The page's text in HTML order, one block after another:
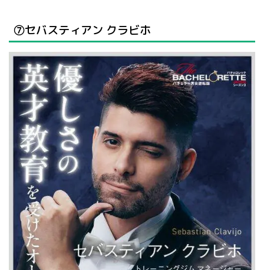
⑦セバスティアン クラビホ